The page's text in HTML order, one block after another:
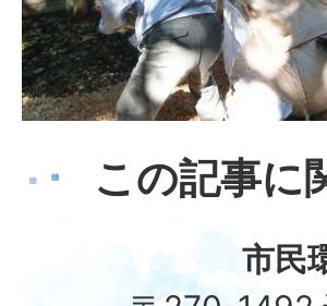
この記事に
市民